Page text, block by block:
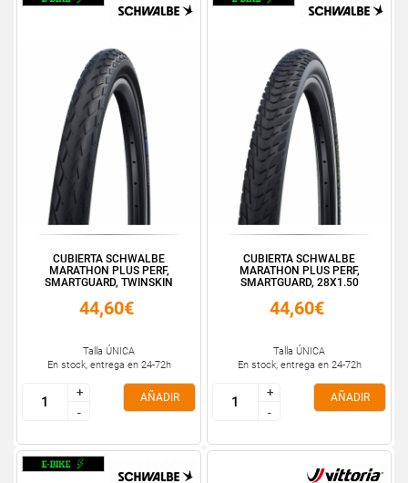
CUBIERTA SCHWALBE
MARATHON PLUS PERF,
SMARTGUARD, TWINSKIN
44,60€
Talla ÚNICA
En stock, entrega en 24-72h
+
-
+
-
AÑADIR
CUBIERTA SCHWALBE
MARATHON PLUS PERF,
SMARTGUARD, 28X1.50
44,60€
Talla ÚNICA
En stock, entrega en 24-72h
+
-
+
-
AÑADIR